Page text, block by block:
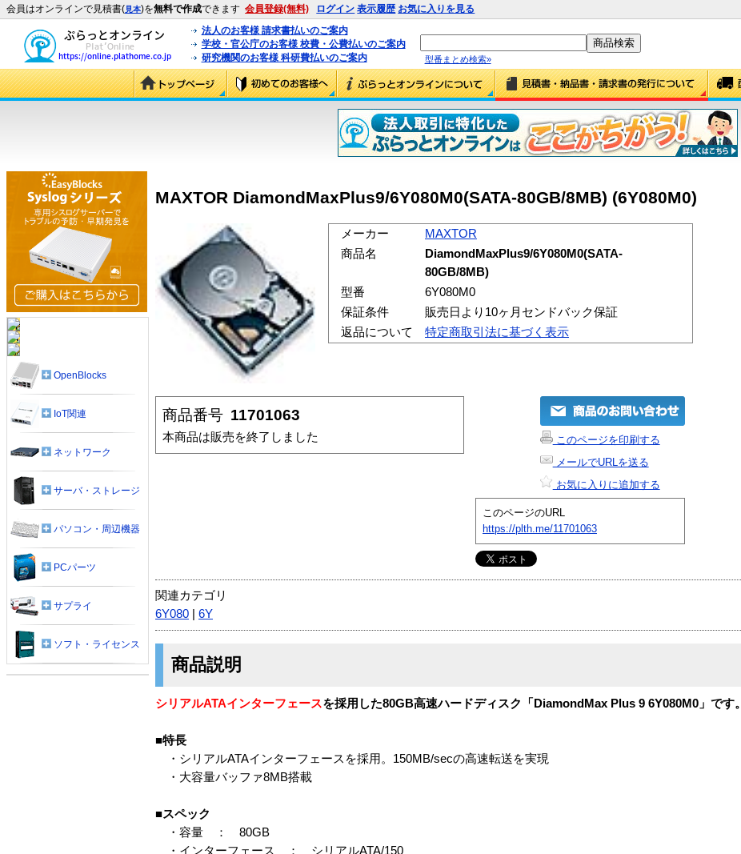
会員はオンラインで見積書(見本)を無料で作成できます 会員登録(無料) ログイン 表示履歴 お気に入りを見る
法人のお客様 請求書払いのご案内
学校・官公庁のお客様 校費・公費払いのご案内
研究機関のお客様 科研費払いのご案内
型番まとめ検索»
MAXTOR DiamondMaxPlus9/6Y080M0(SATA-80GB/8MB) (6Y080M0)
メーカー
MAXTOR
商品名
DiamondMaxPlus9/6Y080M0(SATA-
80GB/8MB)
型番
6Y080M0
保証条件
販売日より10ヶ月センドバック保証
返品について
特定商取引法に基づく表示
商品番号 11701063
本商品は販売を終了しました
このページを印刷する
メールでURLを送る
お気に入りに追加する
このページのURL
https://plth.me/11701063
関連カテゴリ
6Y080
6Y
商品説明
シリアルATAインターフェースを採用した80GB高速ハードディスク「DiamondMax Plus 9 6Y080M0」です。
■特長
・シリアルATAインターフェースを採用。150MB/secの高速転送を実現
・大容量バッファ8MB搭載
■スペック
・容量 ： 80GB
・インターフェース ： シリアルATA/150
OpenBlocks
IoT関連
ネットワーク
サーバ・ストレージ
パソコン・周辺機器
PCパーツ
サプライ
ソフト・ライセンス